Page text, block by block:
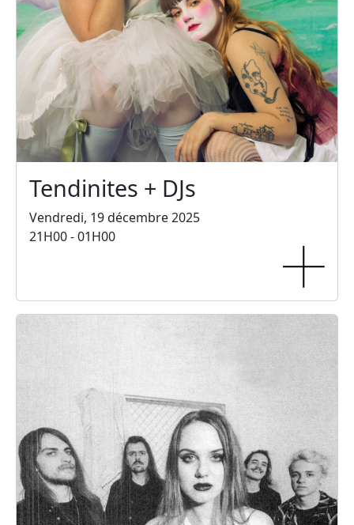
Tendinites + DJs
Vendredi, 19 décembre 2025
21H00 - 01H00